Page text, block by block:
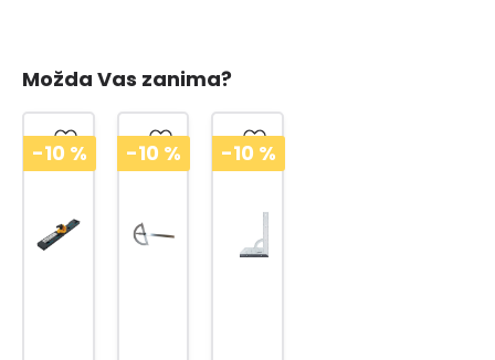
Možda Vas zanima?
-10 % -10 % -10 %